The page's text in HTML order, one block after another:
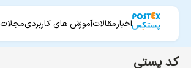
اخبارمقالاتآموزش های کاربردیمجلات
کد پستی